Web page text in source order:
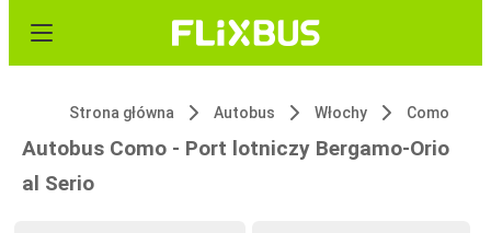
Strona główna Autobus Włochy Como
Autobus Como - Port lotniczy Bergamo-Orio
al Serio